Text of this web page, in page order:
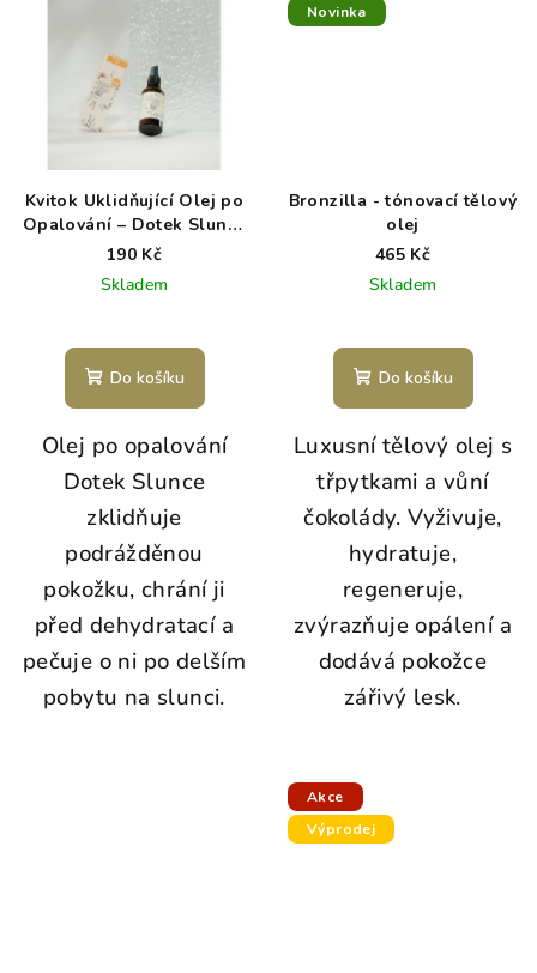
Kvitok Uklidňující Olej po
Opalování – Dotek Slunce
50ml
190 Kč
Skladem
Do košíku
Olej po opalování
Dotek Slunce
zklidňuje
podrážděnou
pokožku, chrání ji
před dehydratací a
pečuje o ni po delším
pobytu na slunci.
Novinka
Bronzilla - tónovací tělový
olej
465 Kč
Skladem
Do košíku
Luxusní tělový olej s
třpytkami a vůní
čokolády. Vyživuje,
hydratuje,
regeneruje,
zvýrazňuje opálení a
dodává pokožce
zářivý lesk.
Akce
Výprodej